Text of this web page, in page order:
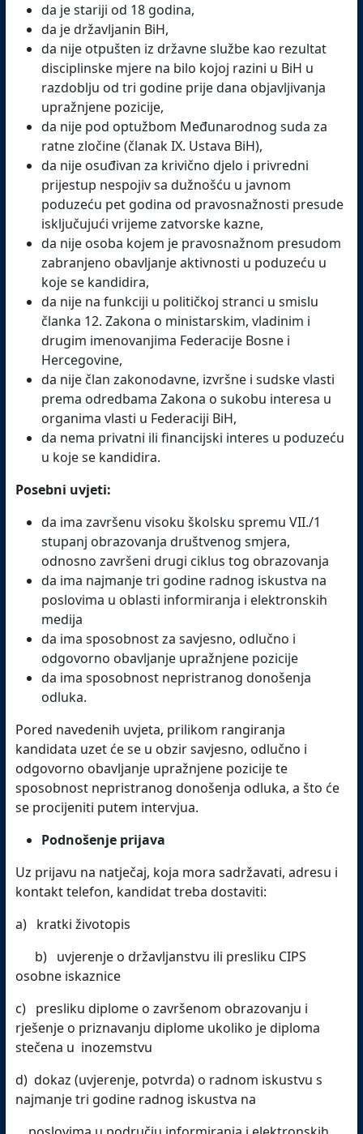
da je stariji od 18 godina,
da je državljanin BiH,
da nije otpušten iz državne službe kao rezultat
disciplinske mjere na bilo kojoj razini u BiH u
razdoblju od tri godine prije dana objavljivanja
upražnjene pozicije,
da nije pod optužbom Međunarodnog suda za
ratne zločine (članak IX. Ustava BiH),
da nije osuđivan za krivično djelo i privredni
prijestup nespojiv sa dužnošću u javnom
poduzeću pet godina od pravosnažnosti presude
isključujući vrijeme zatvorske kazne,
da nije osoba kojem je pravosnažnom presudom
zabranjeno obavljanje aktivnosti u poduzeću u
koje se kandidira,
da nije na funkciji u političkoj stranci u smislu
članka 12. Zakona o ministarskim, vladinim i
drugim imenovanjima Federacije Bosne i
Hercegovine,
da nije član zakonodavne, izvršne i sudske vlasti
prema odredbama Zakona o sukobu interesa u
organima vlasti u Federaciji BiH,
da nema privatni ili financijski interes u poduzeću
u koje se kandidira.
Posebni uvjeti:
da ima završenu visoku školsku spremu VII./1
stupanj obrazovanja društvenog smjera,
odnosno završeni drugi ciklus tog obrazovanja
da ima najmanje tri godine radnog iskustva na
poslovima u oblasti informiranja i elektronskih
medija
da ima sposobnost za savjesno, odlučno i
odgovorno obavljanje upražnjene pozicije
da ima sposobnost nepristranog donošenja
odluka.
Pored navedenih uvjeta, prilikom rangiranja
kandidata uzet će se u obzir savjesno, odlučno i
odgovorno obavljanje upražnjene pozicije te
sposobnost nepristranog donošenja odluka, a što će
se procijeniti putem intervjua.
Podnošenje prijava
Uz prijavu na natječaj, koja mora sadržavati, adresu i
kontakt telefon, kandidat treba dostaviti:
a) kratki životopis
b) uvjerenje o državljanstvu ili presliku CIPS
osobne iskaznice
c) presliku diplome o završenom obrazovanju i
rješenje o priznavanju diplome ukoliko je diploma
stečena u inozemstvu
d) dokaz (uvjerenje, potvrda) o radnom iskustvu s
najmanje tri godine radnog iskustva na